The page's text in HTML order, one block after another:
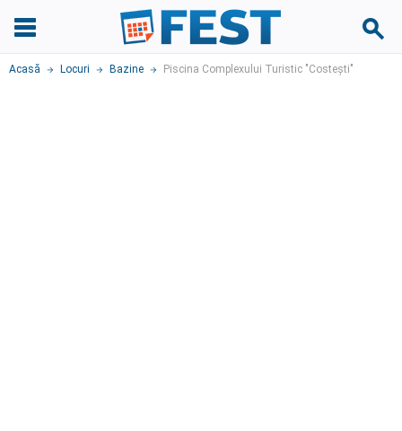
Acasă Locuri Bazine Piscina Complexului Turistic "Costești"